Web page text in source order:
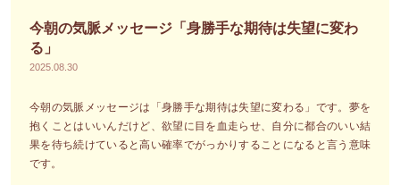
今朝の気脈メッセージ「身勝手な期待は失望に変わ
る」
2025.08.30
今朝の気脈メッセージは「身勝手な期待は失望に変わる」です。夢を
抱くことはいいんだけど、欲望に目を血走らせ、自分に都合のいい結
果を待ち続けていると高い確率でがっかりすることになると言う意味
です。